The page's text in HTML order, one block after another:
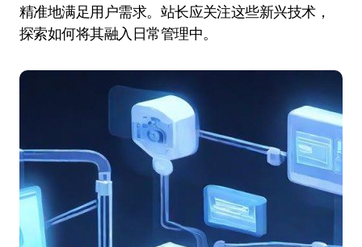
精准地满足用户需求。站长应关注这些新兴技术，
探索如何将其融入日常管理中。